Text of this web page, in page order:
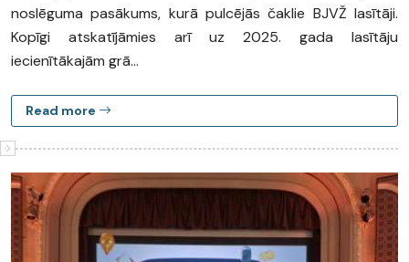
noslēguma pasākums, kurā pulcējās čaklie BJVŽ lasītāji.
Kopīgi atskatījāmies arī uz 2025. gada lasītāju
iecienītākajām grā...
Read more